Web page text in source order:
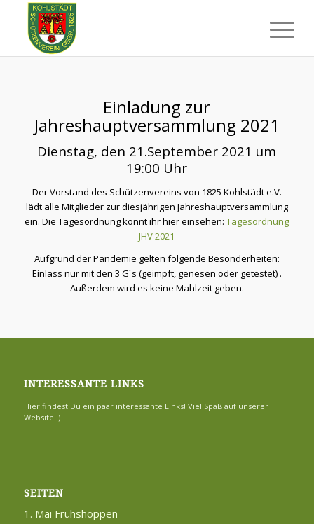
Einladung zur
Jahreshauptversammlung 2021
Dienstag, den 21.September 2021 um
19:00 Uhr
Der Vorstand des Schützenvereins von 1825 Kohlstädt e.V.
lädt alle Mitglieder zur diesjährigen Jahreshauptversammlung
ein. Die Tagesordnung könnt ihr hier einsehen:Tagesordnung
JHV 2021
Aufgrund der Pandemie gelten folgende Besonderheiten:
Einlass nur mit den 3 G´s (geimpft, genesen oder getestet) .
Außerdem wird es keine Mahlzeit geben.
INTERESSANTE LINKS
Hier findest Du ein paar interessante Links! Viel Spaß auf unserer
Website :)
SEITEN
1. Mai Frühshoppen